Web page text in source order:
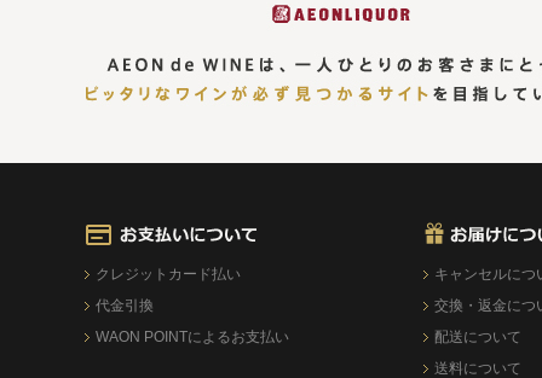
クレジットカード払い
代金引換
WAON POINTによるお支払い
キャンセルにつ
交換・返金につ
配送について
送料について